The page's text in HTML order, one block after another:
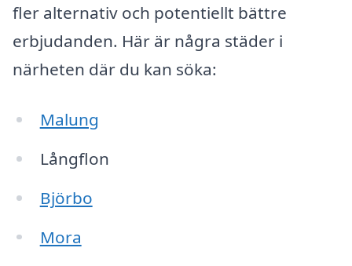
fler alternativ och potentiellt bättre
erbjudanden. Här är några städer i
närheten där du kan söka:
Malung
Långflon
Björbo
Mora